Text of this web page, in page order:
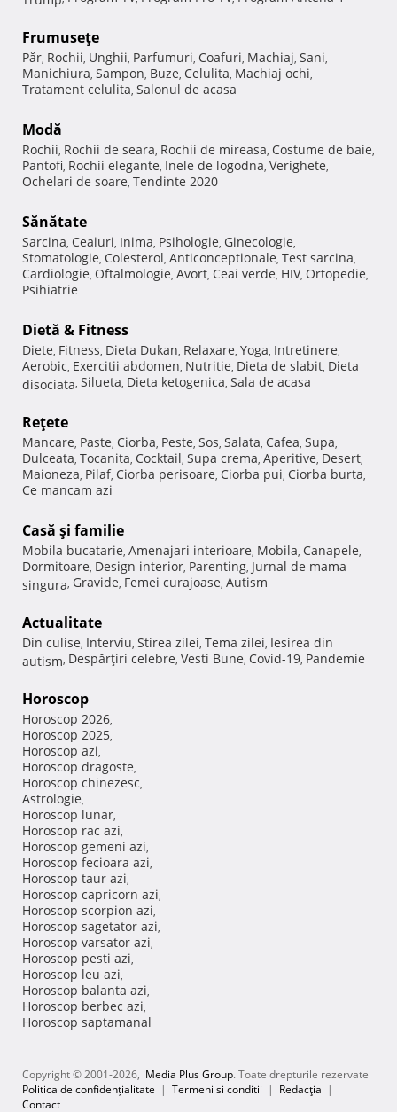
Frumuseţe
Păr, Rochii, Unghii, Parfumuri, Coafuri, Machiaj, Sani,
Manichiura, Sampon, Buze, Celulita, Machiaj ochi,
Tratament celulita, Salonul de acasa
Modă
Rochii, Rochii de seara, Rochii de mireasa, Costume de baie,
Pantofi, Rochii elegante, Inele de logodna, Verighete,
Ochelari de soare, Tendinte 2020
Sănătate
Sarcina, Ceaiuri, Inima, Psihologie, Ginecologie,
Stomatologie, Colesterol, Anticonceptionale, Test sarcina,
Cardiologie, Oftalmologie, Avort, Ceai verde, HIV, Ortopedie,
Psihiatrie
Dietă & Fitness
Diete, Fitness, Dieta Dukan, Relaxare, Yoga, Intretinere,
Aerobic, Exercitii abdomen, Nutritie, Dieta de slabit, Dieta
disociata, Silueta, Dieta ketogenica, Sala de acasa
Reţete
Mancare, Paste, Ciorba, Peste, Sos, Salata, Cafea, Supa,
Dulceata, Tocanita, Cocktail, Supa crema, Aperitive, Desert,
Maioneza, Pilaf, Ciorba perisoare, Ciorba pui, Ciorba burta,
Ce mancam azi
Casă şi familie
Mobila bucatarie, Amenajari interioare, Mobila, Canapele,
Dormitoare, Design interior, Parenting, Jurnal de mama
singura, Gravide, Femei curajoase, Autism
Actualitate
Din culise, Interviu, Stirea zilei, Tema zilei, Iesirea din
autism, Despărţiri celebre, Vesti Bune, Covid-19, Pandemie
Horoscop
Horoscop 2026,
Horoscop 2025,
Horoscop azi,
Horoscop dragoste,
Horoscop chinezesc,
Astrologie,
Horoscop lunar,
Horoscop rac azi,
Horoscop gemeni azi,
Horoscop fecioara azi,
Horoscop taur azi,
Horoscop capricorn azi,
Horoscop scorpion azi,
Horoscop sagetator azi,
Horoscop varsator azi,
Horoscop pesti azi,
Horoscop leu azi,
Horoscop balanta azi,
Horoscop berbec azi,
Horoscop saptamanal
Copyright © 2001-2026, iMedia Plus Group. Toate drepturile rezervate
Politica de confidențialitate | Termeni si conditii | Redacţia |
Contact